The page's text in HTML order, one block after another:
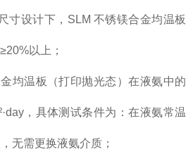
寸设计下，SLM 不锈镁合金均温板
以上；
均温板（打印抛光态）在液氨中的
，具体测试条件为：在液氨常温
无需更换液氨介质；